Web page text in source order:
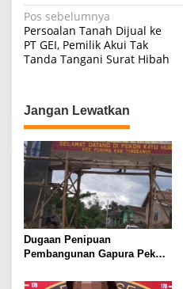
N
a
v
g
a
s
i
o
s
Pos sebelumnya
Persoalan Tanah Dijual ke
PT GEI, Pemilik Akui Tak
Tanda Tangani Surat Hibah
Jangan Lewatkan
Dugaan Penipuan
Pembangunan Gapura Pekon
Rosadi Paman Kakon Tiga